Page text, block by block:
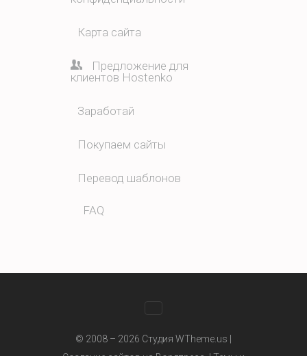
Карта сайта
Предложение для
клиентов Hostenko
Заработай
Покупаем сайты
Перевод шаблонов
FAQ
© 2008 – 2026 Студия WTheme.us |